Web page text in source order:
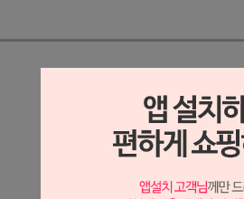
상세 정보를 확대해
※ 필독해주세요